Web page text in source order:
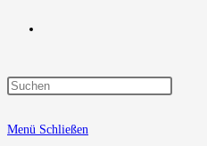
Suche
Menü Schließen